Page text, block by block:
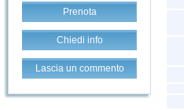
Prenota
Chiedi info
Lascia un commento